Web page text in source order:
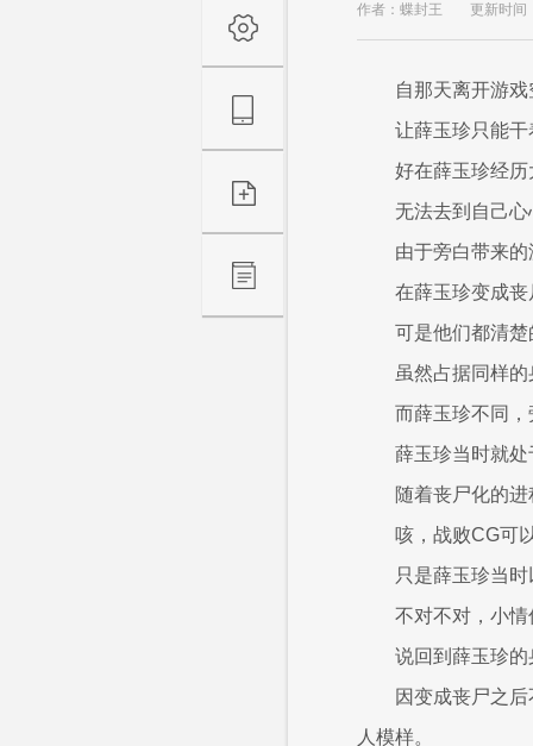
作者：蝶封王 更新时间
自那天离开游
让薛玉珍只能干
好在薛玉珍经
无法去到自己
由于旁白带来
在薛玉珍变成
可是他们都清
虽然占据同样
而薛玉珍不同
薛玉珍当时就
随着丧尸化的
咳，战败CG可
只是薛玉珍当
不对不对，小
说回到薛玉珍
因变成丧尸之
人模样。